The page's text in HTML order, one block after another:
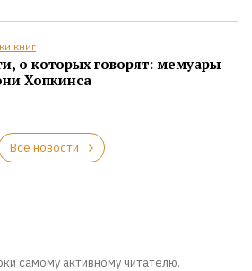
книг
о которых говорят: мемуары
Хопкинса
Все новости
самому активному читателю.